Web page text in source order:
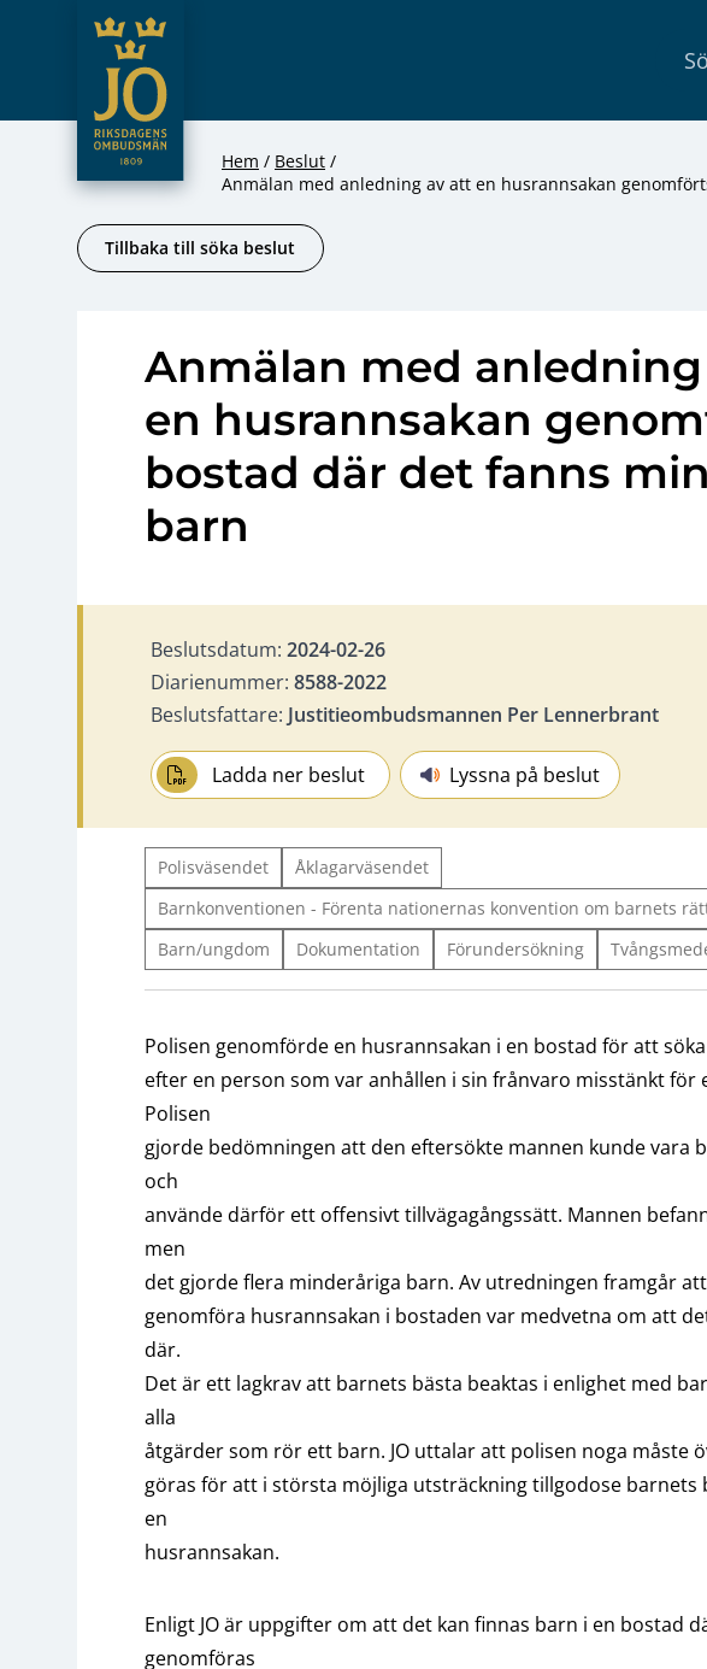
Hoppa till innehåll
JO – Riksdagens Ombudsmän
Hem
Beslut
Anmälan med anledning av att en husrannsakan
Tillbaka till söka beslut
Anmälan med
en husrannsakan
bostad där det fanns
barn
Beslutsdatum: 2024-02-26
Diarienummer: 8588-2022
Beslutsfattare: Justitieombudsmannen Per Lennerbrant
Ladda ner beslut Lyssna på beslut
Polisväsendet
Åklagarväsendet
Barnkonventionen - Förenta nationernas konvention om barnets
Barn/ungdom
Dokumentation Förundersökning
Polisen genomförde en husrannsakan i en bostad för att söka
efter en person som var anhållen i sin frånvaro misstänkt
Polisen
gjorde bedömningen att den eftersökte mannen kunde vara
och
använde därför ett offensivt tillvägagångssätt. Mannen
men
det gjorde flera minderåriga barn. Av utredningen framgår
genomföra husrannsakan i bostaden var medvetna om att
där.
Det är ett lagkrav att barnets bästa beaktas i enlighet med
alla
åtgärder som rör ett barn. JO uttalar att polisen noga måste
göras för att i största möjliga utsträckning tillgodose barnets
en
husrannsakan.
Enligt JO är uppgifter om att det kan finnas barn i en bostad
genomföras